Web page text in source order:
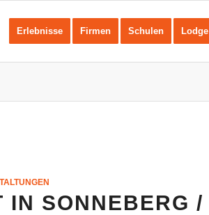
Erlebnisse Firmen Schulen Lodge
IN SONNEBERG /